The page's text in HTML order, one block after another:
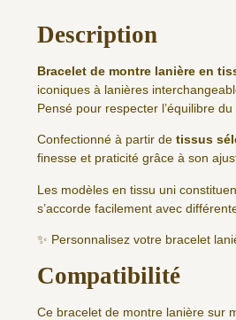
Description
Bracelet de montre lanière en
iconiques à lanières
Pensé pour respecter l’équilibre
Confectionné à partir detissus
finesse et praticité grâce à son
Les modèles en tissu uni
s’accorde facilement avec
✨ Personnalisez votre bracelet
Compatibilité
Ce bracelet de montre lanière sur